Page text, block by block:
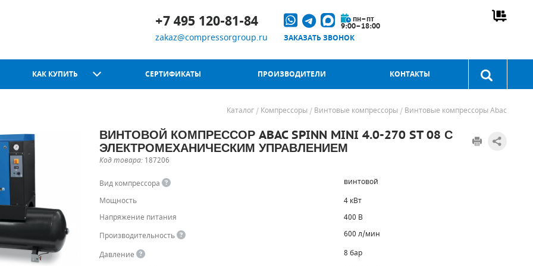
+7 495 120-81-84
zakaz@compressorgroup.ru
пн–пт
9:00–18:00
ЗАКАЗАТЬ ЗВОНОК
КАК КУПИТЬ СЕРТИФИКАТЫ ПРОИЗВОДИТЕЛИ КОНТАКТЫ
Каталог Компрессоры Винтовые компрессоры Винтовые компрессоры Abac
ВИНТОВОЙ КОМПРЕССОР ABAC SPINN MINI 4.0-270 ST 08 С
ЭЛЕКТРОМЕХАНИЧЕСКИМ УПРАВЛЕНИЕМ
Код товара: 187206
Вид компрессора
винтовой
Мощность
4 кВт
Напряжение питания
400 В
Производительность
600 л/мин
Давление
8 бар